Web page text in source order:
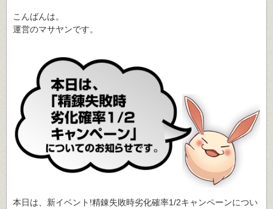
こんばんは。
運営のマサヤンです。
本日は、新イベント!精錬失敗時劣化確率1/2キャンペーンについ